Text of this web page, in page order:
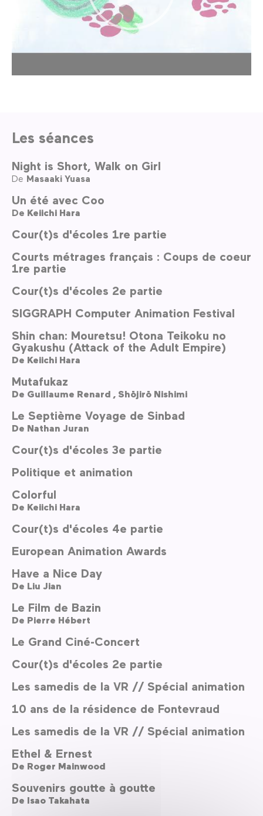
Les séances
Night is Short, Walk on Girl
De Masaaki Yuasa
Un été avec Coo
De Keiichi Hara
Cour(t)s d'écoles 1re partie
Courts métrages français : Coups de coeur
1re partie
Cour(t)s d'écoles 2e partie
SIGGRAPH Computer Animation Festival
Shin chan: Mouretsu! Otona Teikoku no
Gyakushu (Attack of the Adult Empire)
De Keiichi Hara
Mutafukaz
De Guillaume Renard , Shōjirō Nishimi
Le Septième Voyage de Sinbad
De Nathan Juran
Cour(t)s d'écoles 3e partie
Politique et animation
Colorful
De Keiichi Hara
Cour(t)s d'écoles 4e partie
European Animation Awards
Have a Nice Day
De Liu Jian
Le Film de Bazin
De Pierre Hébert
Le Grand Ciné-Concert
Cour(t)s d'écoles 2e partie
Les samedis de la VR // Spécial animation
10 ans de la résidence de Fontevraud
Les samedis de la VR // Spécial animation
Ethel & Ernest
De Roger Mainwood
Souvenirs goutte à goutte
De Isao Takahata